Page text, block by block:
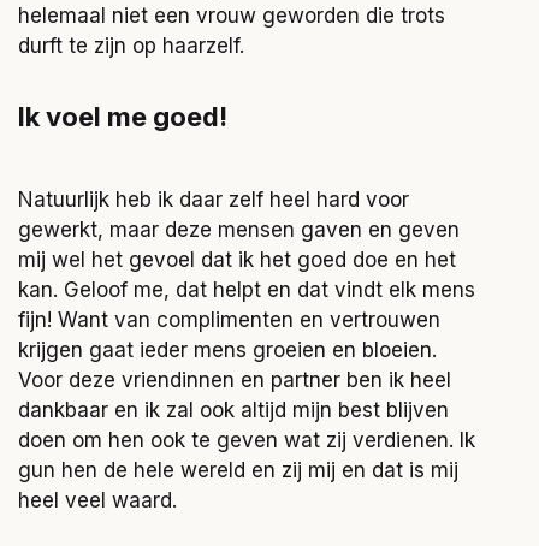
helemaal niet een vrouw geworden die trots
durft te zijn op haarzelf.
Ik voel me goed!
Natuurlijk heb ik daar zelf heel hard voor
gewerkt, maar deze mensen gaven en geven
mij wel het gevoel dat ik het goed doe en het
kan. Geloof me, dat helpt en dat vindt elk mens
fijn! Want van complimenten en vertrouwen
krijgen gaat ieder mens groeien en bloeien.
Voor deze vriendinnen en partner ben ik heel
dankbaar en ik zal ook altijd mijn best blijven
doen om hen ook te geven wat zij verdienen. Ik
gun hen de hele wereld en zij mij en dat is mij
heel veel waard.